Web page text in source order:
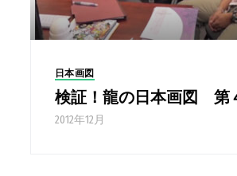
日本画図
検証！龍の日本画図 第
2012年12月